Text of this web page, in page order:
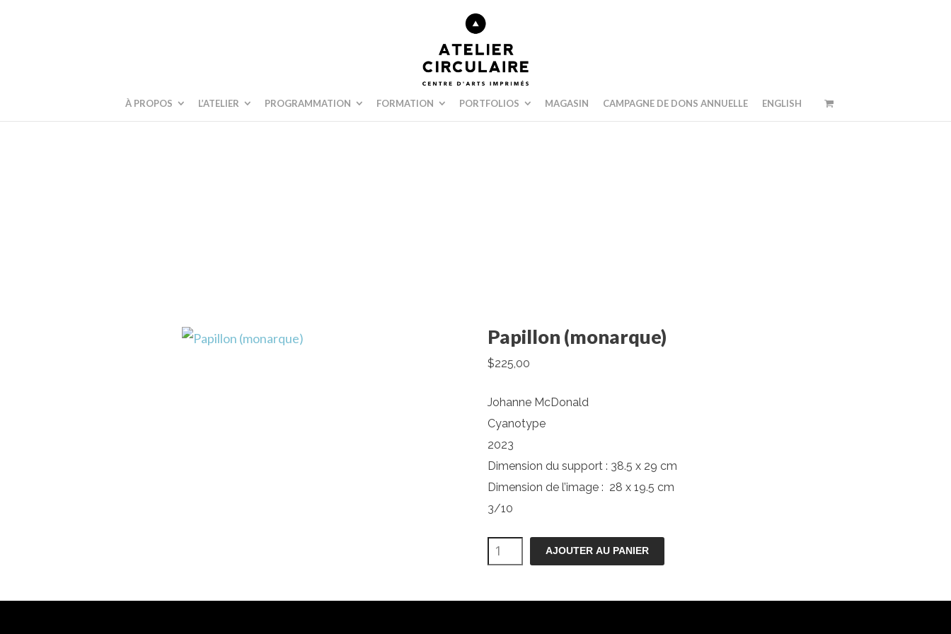
À PROPOS L’ATELIER PROGRAMMATION FORMATION PORTFOLIOS MAGASIN CAMPAGNE DE DONS ANNUELLE ENGLISH
Papillon (monarque)
$225,00
Johanne McDonald
Cyanotype
2023
Dimension du support : 38.5 x 29 cm
Dimension de l’image : 28 x 19.5 cm
3/10
quantité
de
AJOUTER AU PANIER